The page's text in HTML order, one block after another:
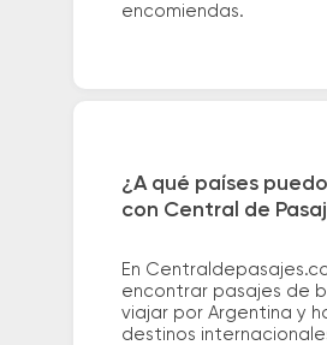
encomiendas.
¿A qué países
con Central de
En
encontrar pasajes de
viajar por Argentina y
destinos